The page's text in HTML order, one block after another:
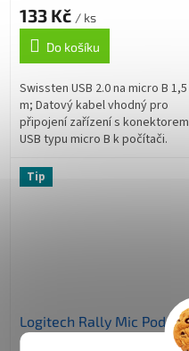
133 Kč / ks
Do košíku
Swissten USB 2.0 na micro B 1,5
m; Datový kabel vhodný pro
připojení zařízení s konektorem
USB typu micro B k počítači.
Konektor 1: USB 2.0 (M);
Konektor...
Tip
Logitech Rally Mic Pod
Extension Cable - OFF-